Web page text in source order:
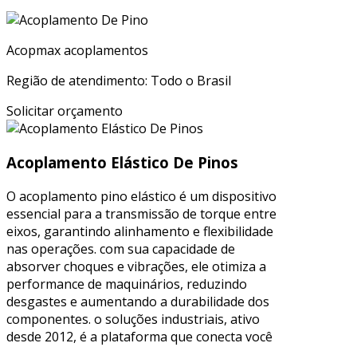
Acopmax acoplamentos
Região de atendimento: Todo o Brasil
Solicitar orçamento
Acoplamento Elástico De Pinos
O acoplamento pino elástico é um dispositivo
essencial para a transmissão de torque entre
eixos, garantindo alinhamento e flexibilidade
nas operações. com sua capacidade de
absorver choques e vibrações, ele otimiza a
performance de maquinários, reduzindo
desgastes e aumentando a durabilidade dos
componentes. o soluções industriais, ativo
desde 2012, é a plataforma que conecta você